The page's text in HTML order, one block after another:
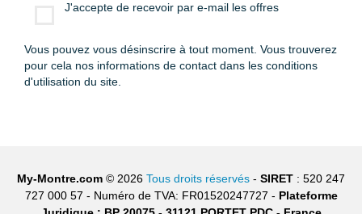
J'accepte de recevoir par e-mail les offres
Vous pouvez vous désinscrire à tout moment. Vous trouverez
pour cela nos informations de contact dans les conditions
d'utilisation du site.
My-Montre.com © 2026 Tous droits réservés - SIRET : 520 247
727 000 57 - Numéro de TVA: FR01520247727 - Plateforme